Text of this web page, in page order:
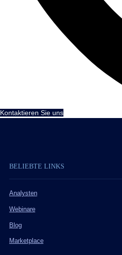
Kontaktieren Sie uns
BELIEBTE LINKS
Analysten
Webinare
Blog
Marketplace